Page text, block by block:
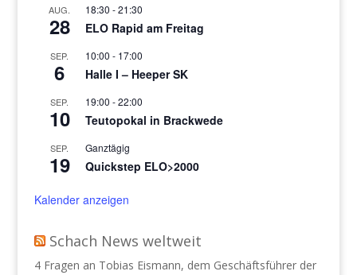
AUG.
28
18:30 -21:30
ELO Rapid am Freitag
SEP.
6
10:00 - 17:00
Halle I – Heeper SK
SEP.
10
19:00 -22:00
Teutopokal in Brackwede
SEP.
19
Ganztägig
Quickstep ELO>2000
Kalender anzeigen
Schach News weltweit
4 Fragen an Tobias Eismann, dem Geschäftsführer der